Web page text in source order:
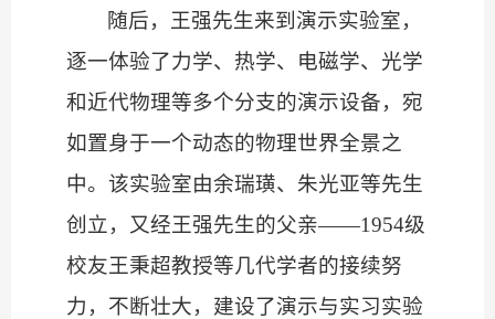
随后，王强先生来到演示实验室，
逐一体验了力学、热学、电磁学、光学
和近代物理等多个分支的演示设备，宛
如置身于一个动态的物理世界全景之
中。该实验室由余瑞璜、朱光亚等先生
创立，又经王强先生的父亲——1954级
校友王秉超教授等几代学者的接续努
力，不断壮大，建设了演示与实习实验